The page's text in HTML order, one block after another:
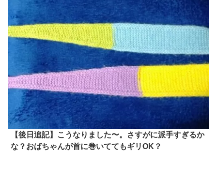
【後日追記】こうなりました〜。さすがに派手すぎるか
な？おばちゃんが首に巻いててもギリOK？